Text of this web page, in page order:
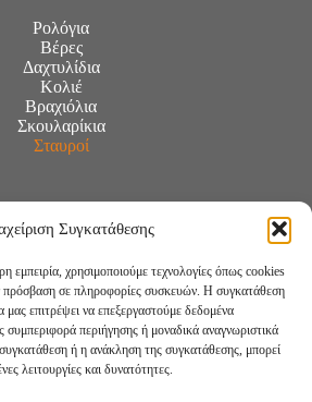
Συγκατάθεσης
εμπειρία, χρησιμοποιούμε τεχνολογίες όπως cookies
πρόσβαση σε πληροφορίες συσκευών. Η συγκατάθεση
μας επιτρέψει να επεξεργαστούμε δεδομένα
περιήγησης ή μοναδικά αναγνωριστικά
ή η ανάκληση της συγκατάθεσης, μπορεί
λειτουργίες και δυνατότητες.
Ρολόγια
Βέρες
Δαχτυλίδια
Κολιέ
Βραχιόλια
Σκουλαρίκια
Σταυροί